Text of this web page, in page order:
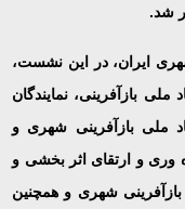
شد.
ایران، در این نشست،
بازآفرینی، نمایندگان
ملی بازآفرینی شهری و
وری و ارتقای اثر بخشی و
شهری و همچنین